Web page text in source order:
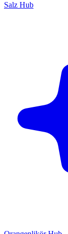
Salz Hub